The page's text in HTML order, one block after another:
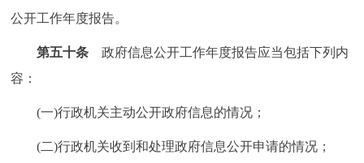
公开工作年度报告。
第五十条 政府信息公开工作年度报告应当包括下列内
容：
(一)行政机关主动公开政府信息的情况；
(二)行政机关收到和处理政府信息公开申请的情况；